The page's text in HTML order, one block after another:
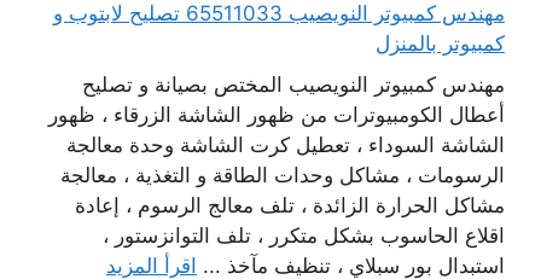
مهندس كمبيوتر النويصيب 65511033 تصليح لابتوب و
كمبيوتر بالمنزل
مهندس كمبيوتر النويصيب المختص بصيانة و تصليح
أعطال الكومبيوترات من ظهور الشاشة الزرقاء ، ظهور
الشاشة السوداء ، تعطيل كرت الشاشة وحدة معالجة
الرسومات ، مشاكل وحدات الطاقة و التغذية ، معالجة
مشاكل الحرارة الزائدة ، تلف معالج الرسوم ، إعادة
اقلاع الحاسوب بشكل متكرر ، تلف التوانزستور ،
استبدال بور سبلاي ، تنظيف مآخذ ... اقرأ المزيد